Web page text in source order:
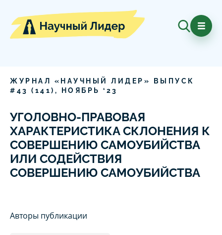
ЖУРНАЛ «НАУЧНЫЙ ЛИДЕР» ВЫПУСК
# 43 ( 141), НОЯБРЬ ‘ 23
УГОЛОВНО-ПРАВОВАЯ
ХАРАКТЕРИСТИКА СКЛОНЕНИЯ К
СОВЕРШЕНИЮ САМОУБИЙСТВА
ИЛИ СОДЕЙСТВИЯ
СОВЕРШЕНИЮ САМОУБИЙСТВА
Авторы публикации